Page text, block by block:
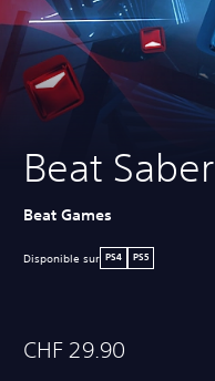
Beat Saber
Beat Games
Disponible sur PS4 PS5
CHF 29.90